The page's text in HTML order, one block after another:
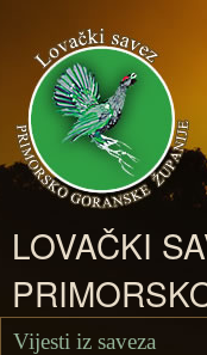
LOVAČKI
Vijesti iz saveza